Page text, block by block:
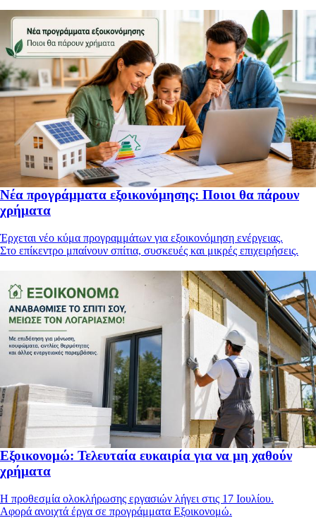
Νέα προγράμματα εξοικονόμησης: Ποιοι θα πάρουν
χρήματα
Έρχεται νέο κύμα προγραμμάτων για εξοικονόμηση ενέργειας.
Στο επίκεντρο μπαίνουν σπίτια, συσκευές και μικρές επιχειρήσεις.
Εξοικονομώ: Τελευταία ευκαιρία για να μη χαθούν
χρήματα
Η προθεσμία ολοκλήρωσης εργασιών λήγει στις 17 Ιουλίου.
Αφορά ανοιχτά έργα σε προγράμματα Εξοικονομώ.